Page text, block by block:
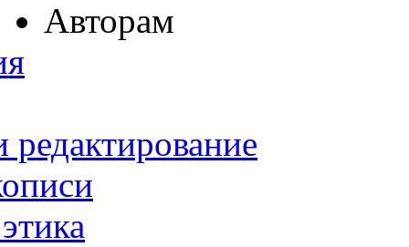
Авторам
редактирование